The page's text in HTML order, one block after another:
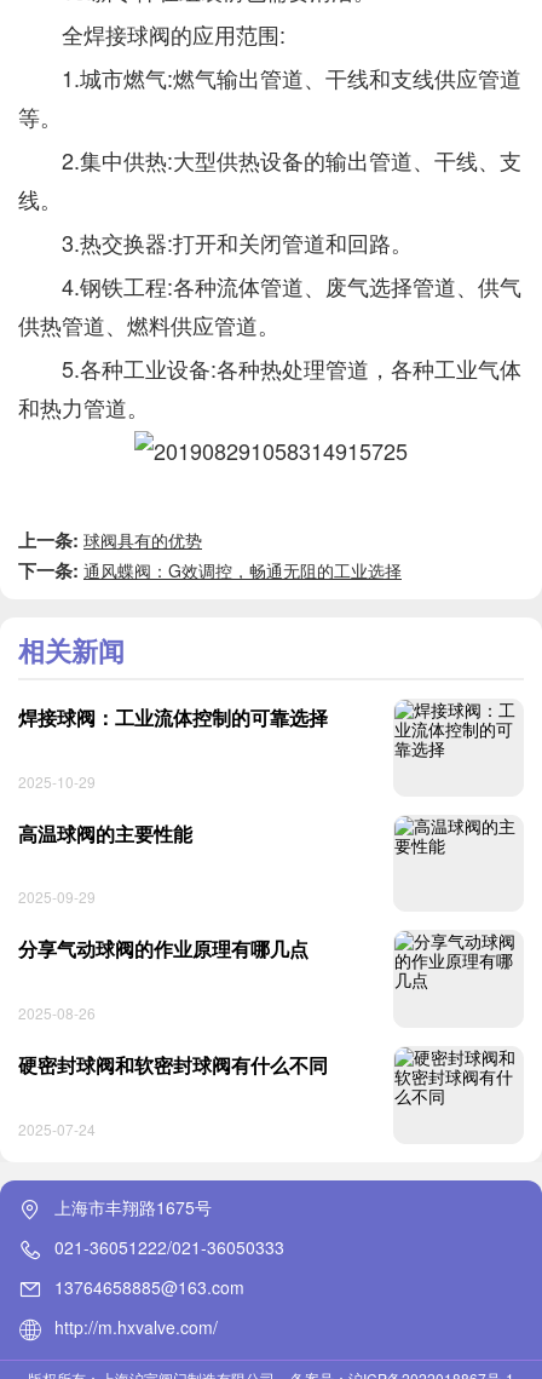
全焊接球阀的应用范围:
1.城市燃气:燃气输出管道、干线和支线供应管道
等。
2.集中供热:大型供热设备的输出管道、干线、支
线。
3.热交换器:打开和关闭管道和回路。
4.钢铁工程:各种流体管道、废气选择管道、供气
供热管道、燃料供应管道。
5.各种工业设备:各种热处理管道，各种工业气体
和热力管道。
上一条: 球阀具有的优势
下一条: 通风蝶阀：G效调控，畅通无阻的工业选择
相关新闻
焊接球阀：工业流体控制的可靠选择
2025-10-29
高温球阀的主要性能
2025-09-29
分享气动球阀的作业原理有哪几点
2025-08-26
硬密封球阀和软密封球阀有什么不同
2025-07-24
上海市丰翔路1675号
021-36051222/021-36050333
13764658885@163.com
http://m.hxvalve.com/